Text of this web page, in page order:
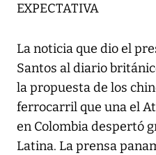
EXPECTATIVA
La noticia que dio el
Santos al diario
la propuesta de los
ferrocarril que una el
en Colombia despertó
Latina. La prensa